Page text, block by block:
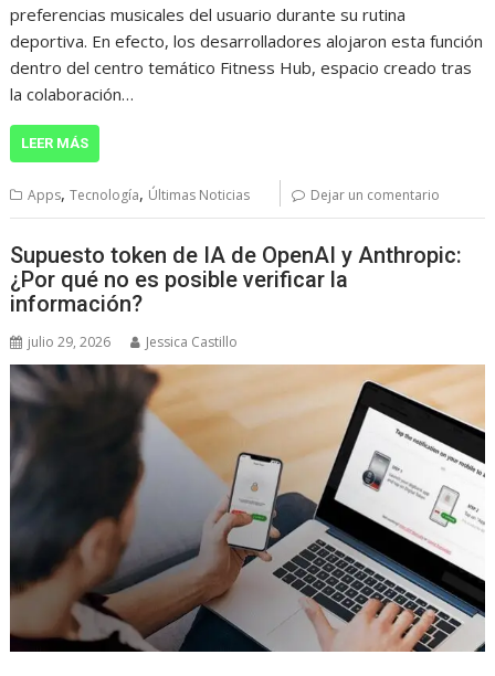
preferencias musicales del usuario durante su rutina
deportiva. En efecto, los desarrolladores alojaron esta función
dentro del centro temático Fitness Hub, espacio creado tras
la colaboración…
LEER MÁS
Apps,Tecnología, Últimas Noticias Dejar un comentario
Supuesto token de IA de OpenAI y Anthropic:
¿Por qué no es posible verificar la
información?
julio 29, 2026 Jessica Castillo